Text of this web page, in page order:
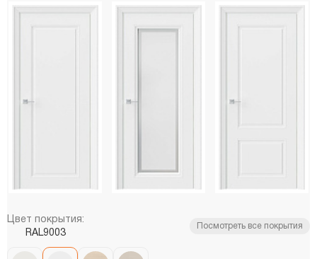
Цвет покрытия:
RAL9003
Посмотреть все покрытия